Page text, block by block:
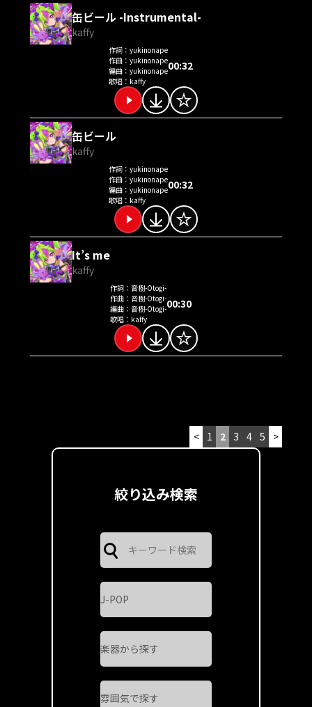
絞り込み検索
缶ビール -Instrumental-
kaffy
作詞： yukinonape
作曲： yukinonape
編曲： yukinonape
歌唱： kaffy
00:32
缶ビール
kaffy
作詞： yukinonape
作曲： yukinonape
編曲： yukinonape
歌唱： kaffy
00:32
It’s me
kaffy
作詞： 音樹-Otogi-
作曲： 音樹-Otogi-
編曲： 音樹-Otogi-
歌唱： kaffy
00:30
< 1 2 3 4 5 >